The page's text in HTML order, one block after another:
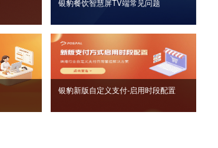
银豹餐饮智慧屏TV端常见问题
银豹新版自定义支付‑启用时段配置